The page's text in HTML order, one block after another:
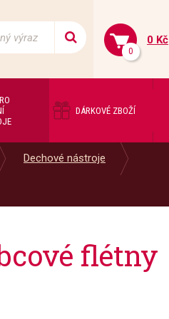
0
0 Kč
DÁRKOVÉ ZBOŽÍ
Dechové nástroje
flétny